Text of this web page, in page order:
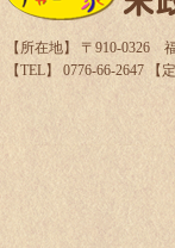
【所在地】 〒910-0326
【TEL】 0776-66-2647